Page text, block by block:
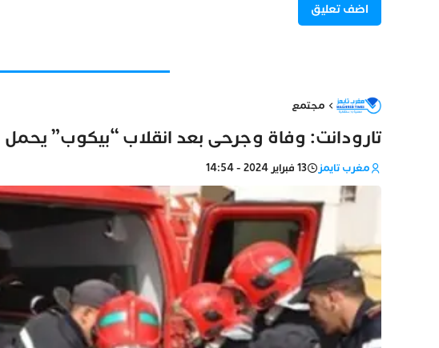
مجتمع
تارودانت: وفاة وجرحى بعد انقلاب “بيكوب” يحمل
مغرب تايمز 13 فبراير 2024 - 14:54